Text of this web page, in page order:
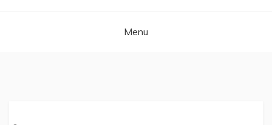
Menu